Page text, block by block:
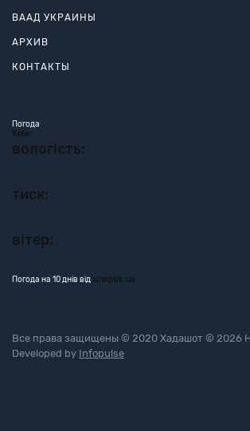
ВААД УКРАИНЫ
АРХИВ
КОНТАКТЫ
Погода
Київ
вологість:
тиск:
вітер:
Погода на 10 днів від sinoptik.ua
Все права защищены © 2020 Хадашот © 2026
Developed by Infopulse